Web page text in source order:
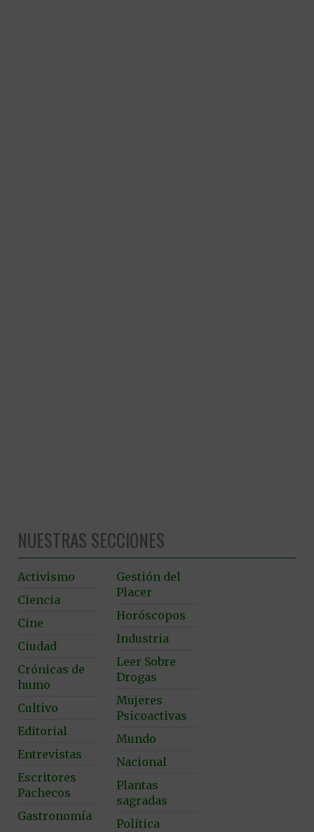
NUESTRAS SECCIONES
Activismo
Ciencia
Cine
Ciudad
Crónicas de
humo
Cultivo
Editorial
Entrevistas
Escritores
Pachecos
Gastronomía
Gestión del
Placer
Horóscopos
Industria
Leer Sobre
Drogas
Mujeres
Psicoactivas
Mundo
Nacional
Plantas
sagradas
Política